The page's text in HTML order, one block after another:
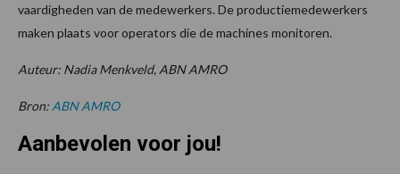
vaardigheden van de medewerkers. De productiemedewerkers
maken plaats voor operators die de machines monitoren.
Auteur: Nadia Menkveld, ABN AMRO
Bron: ABN AMRO
Aanbevolen voor jou!